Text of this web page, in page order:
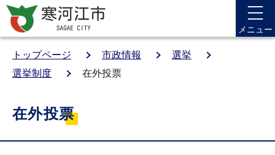
メニュー
トップページ 市政情報
選挙
選挙制度
在外投票
在外投票